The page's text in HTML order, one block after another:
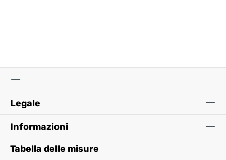
Legale
Informazioni
Tabella delle misure